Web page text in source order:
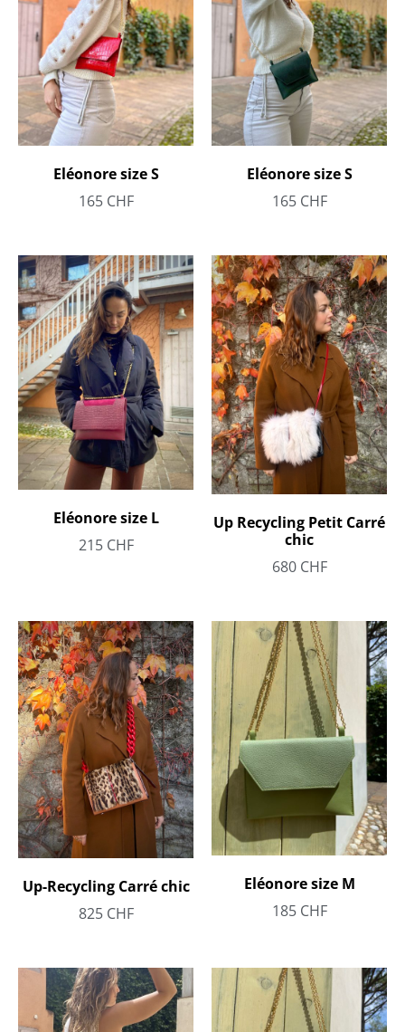
Eléonore size S
165 CHF
Eléonore size S
165 CHF
Eléonore size L
215 CHF
Up Recycling Petit Carré
chic
680 CHF
Up-Recycling Carré chic
825 CHF
Eléonore size M
185 CHF